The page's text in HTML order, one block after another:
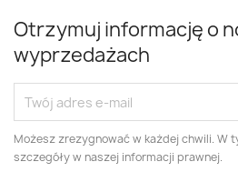
Otrzymuj informację o
wyprzedażach
Możesz zrezygnować w każdej chwili. W
szczegóły w naszej informacji prawnej.